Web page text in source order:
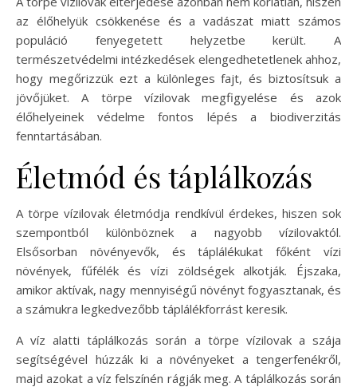
az élőhelyük csökkenése és a vadászat miatt számos
populáció fenyegetett helyzetbe került. A
természetvédelmi intézkedések elengedhetetlenek ahhoz,
hogy megőrizzük ezt a különleges fajt, és biztosítsuk a
jövőjüket. A törpe vízilovak megfigyelése és azok
élőhelyeinek védelme fontos lépés a biodiverzitás
fenntartásában.
Életmód és táplálkozás
A törpe vízilovak életmódja rendkívül érdekes, hiszen sok
szempontból különböznek a nagyobb vízilovaktól.
Elsősorban növényevők, és táplálékukat főként vízi
növények, fűfélék és vízi zöldségek alkotják. Éjszaka,
amikor aktívak, nagy mennyiségű növényt fogyasztanak, és
a számukra legkedvezőbb táplálékforrást keresik.
A víz alatti táplálkozás során a törpe vízilovak a szája
segítségével húzzák ki a növényeket a tengerfenékről,
majd azokat a víz felszínén rágják meg. A táplálkozás során